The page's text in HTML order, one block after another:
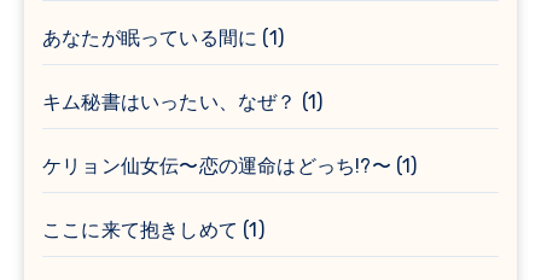
あなたが眠っている間に (1)
キム秘書はいったい、なぜ？ (1)
ケリョン仙女伝〜恋の運命はどっち!?〜 (1)
ここに来て抱きしめて (1)